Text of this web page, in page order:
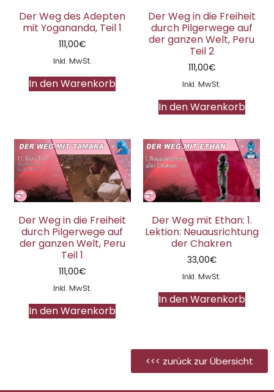
Der Weg des Adepten
mit Yogananda, Teil 1
111,00€
Inkl. MwSt.
In den Warenkorb
Der Weg in die Freiheit
durch Pilgerwege auf
der ganzen Welt, Peru
Teil 2
111,00€
Inkl. MwSt.
In den Warenkorb
Der Weg in die Freiheit
durch Pilgerwege auf
der ganzen Welt, Peru
Teil 1
111,00€
Inkl. MwSt.
In den Warenkorb
Der Weg mit Ethan: 1.
Lektion: Neuausrichtung
der Chakren
33,00€
Inkl. MwSt.
In den Warenkorb
<<< zurück zur Übersicht